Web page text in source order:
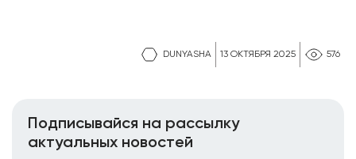
DUNYASHA 13 ОКТЯБРЯ 2025 576
Подписывайся на рассылку
актуальных новостей